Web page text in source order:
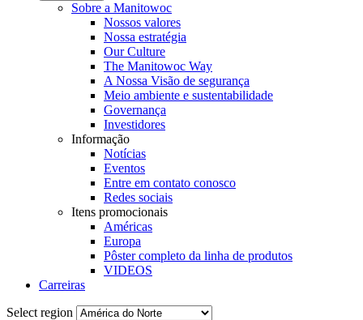
Sobre a Manitowoc
Nossos valores
Nossa estratégia
Our Culture
The Manitowoc Way
A Nossa Visão de segurança
Meio ambiente e sustentabilidade
Governança
Investidores
Informação
Notícias
Eventos
Entre em contato conosco
Redes sociais
Itens promocionais
Américas
Europa
Pôster completo da linha de produtos
VIDEOS
Carreiras
Select region